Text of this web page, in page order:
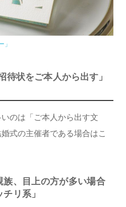
」
待状をご本人から出す」
のは「ご本人から出す文
式の主催者である場合はこ
族、目上の方が多い場合
リ系」